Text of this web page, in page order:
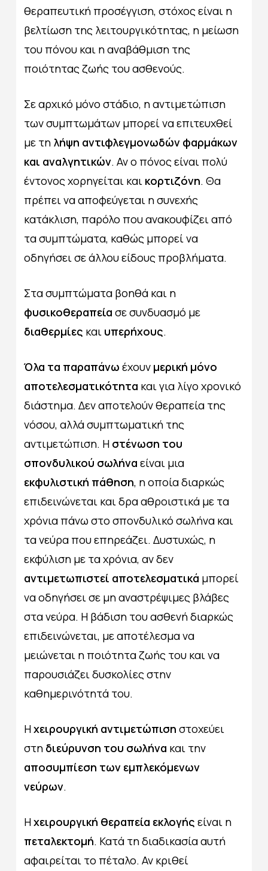
θεραπευτική προσέγγιση, στόχος είναι η
βελτίωση της λειτουργικότητας, η μείωση
του πόνου και η αναβάθμιση της
ποιότητας ζωής του ασθενούς.
Σε αρχικό μόνο στάδιο, η αντιμετώπιση
των συμπτωμάτων μπορεί να επιτευχθεί
με τη λήψη αντιφλεγμονωδών φαρμάκων
και αναλγητικών. Αν ο πόνος είναι πολύ
έντονος χορηγείται και κορτιζόνη. Θα
πρέπει να αποφεύγεται η συνεχής
κατάκλιση, παρόλο που ανακουφίζει από
τα συμπτώματα, καθώς μπορεί να
οδηγήσει σε άλλου είδους προβλήματα.
Στα συμπτώματα βοηθά και η
φυσικοθεραπεία σε συνδυασμό με
διαθερμίες και υπερήχους.
Όλα τα παραπάνω έχουν μερική μόνο
αποτελεσματικότητα και για λίγο χρονικό
διάστημα. Δεν αποτελούν θεραπεία της
νόσου, αλλά συμπτωματική της
αντιμετώπιση. Η στένωση του
σπονδυλικού σωλήνα είναι μια
εκφυλιστική πάθηση, η οποία διαρκώς
επιδεινώνεται και δρα αθροιστικά με τα
χρόνια πάνω στο σπονδυλικό σωλήνα και
τα νεύρα που επηρεάζει. Δυστυχώς, η
εκφύλιση με τα χρόνια, αν δεν
αντιμετωπιστεί αποτελεσματικά μπορεί
να οδηγήσει σε μη αναστρέψιμες βλάβες
στα νεύρα. Η βάδιση του ασθενή διαρκώς
επιδεινώνεται, με αποτέλεσμα να
μειώνεται η ποιότητα ζωής του και να
παρουσιάζει δυσκολίες στην
καθημερινότητά του.
Ηχειρουργική αντιμετώπιση στοχεύει
στη διεύρυνση του σωλήνα και την
αποσυμπίεση των εμπλεκόμενων
νεύρων.
Ηχειρουργική θεραπεία εκλογής είναι η
πεταλεκτομή. Κατά τη διαδικασία αυτή
αφαιρείται το πέταλο. Αν κριθεί